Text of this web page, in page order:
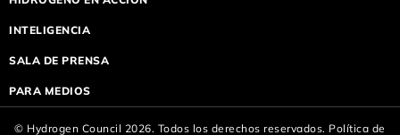
INTELIGENCIA
SALA DE PRENSA
PARA MEDIOS
© Hydrogen Council 2026. Todos los derechos reservados. Política de